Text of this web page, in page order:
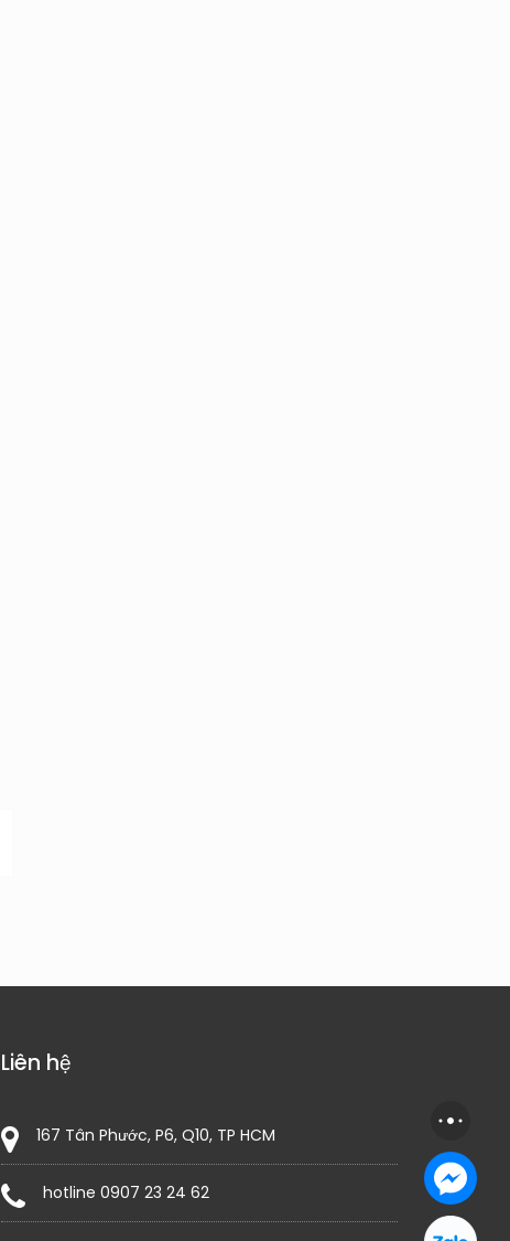
Liên hệ
167 Tân Phước, P6, Q10, TP HCM
hotline 0907 23 24 62